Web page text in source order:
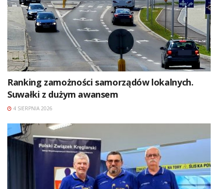
Ranking zamożności samorządów lokalnych.
Suwałki z dużym awansem
4 SIERPNIA 2026